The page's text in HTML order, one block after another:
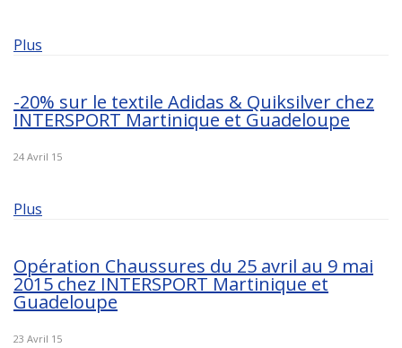
Plus
-20% sur le textile Adidas & Quiksilver chez
INTERSPORT Martinique et Guadeloupe
24 Avril 15
Plus
Opération Chaussures du 25 avril au 9 mai
2015 chez INTERSPORT Martinique et
Guadeloupe
23 Avril 15